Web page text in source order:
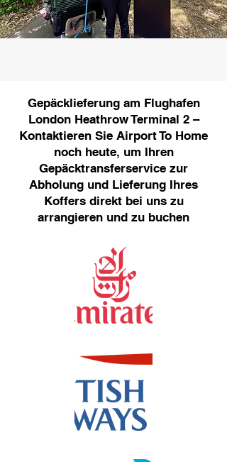
Gepäcklieferung am Flughafen
London Heathrow Terminal 2 –
Kontaktieren Sie Airport To Home
noch heute, um Ihren
Gepäcktransferservice zur
Abholung und Lieferung Ihres
Koffers direkt bei uns zu
arrangieren und zu buchen